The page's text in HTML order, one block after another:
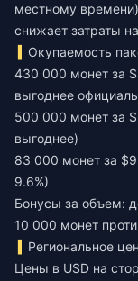
местному
снижает затраты
Окупаемость
430 000 монет за
выгоднее
500 000 монет за
выгоднее)
83 000 монет за
9.6%)
Бонусы за объем:
10 000 монет
Региональное
Цены в USD на